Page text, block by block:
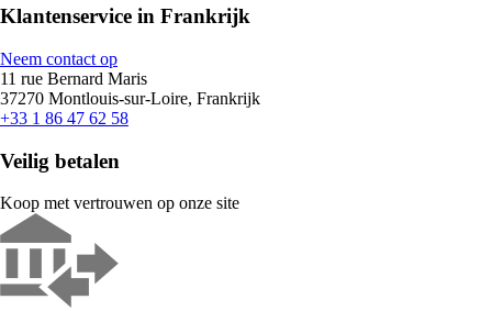
Klantenservice in Frankrijk
Neem contact op
11 rue Bernard Maris
37270 Montlouis-sur-Loire, Frankrijk
+33 1 86 47 62 58
Veilig betalen
Koop met vertrouwen op onze site